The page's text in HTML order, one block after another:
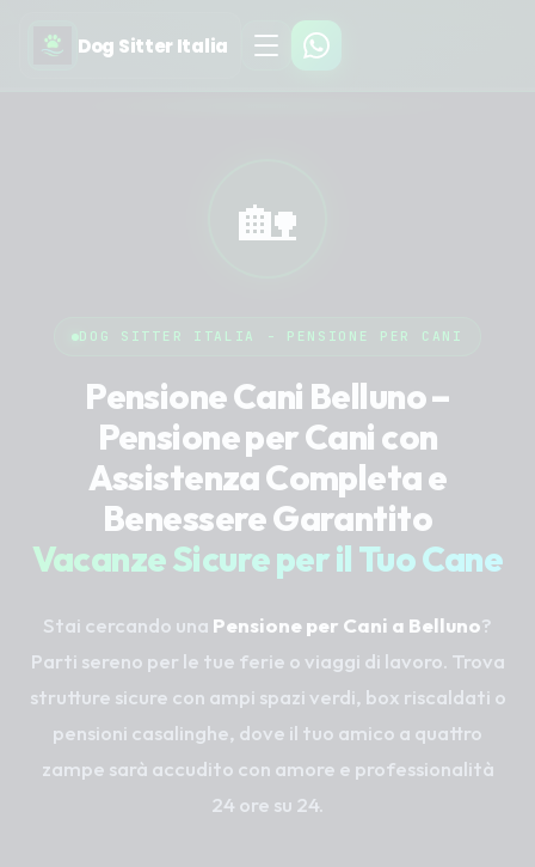
Dog Sitter Italia
🏡
DOG SITTER ITALIA - PENSIONE PER CANI
Pensione Cani Belluno –
Pensione per Cani con
Assistenza Completa e
Benessere Garantito
Vacanze Sicure per il Tuo Cane
Stai cercando una Pensione per Cani a Belluno?
Parti sereno per le tue ferie o viaggi di lavoro. Trova
strutture sicure con ampi spazi verdi, box riscaldati o
pensioni casalinghe, dove il tuo amico a quattro
zampe sarà accudito con amore e professionalità
24 ore su 24.